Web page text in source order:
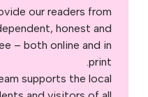
our readers from
honest and
– both online and in
print.
supports the local